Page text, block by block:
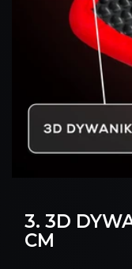
3. 3D
CM